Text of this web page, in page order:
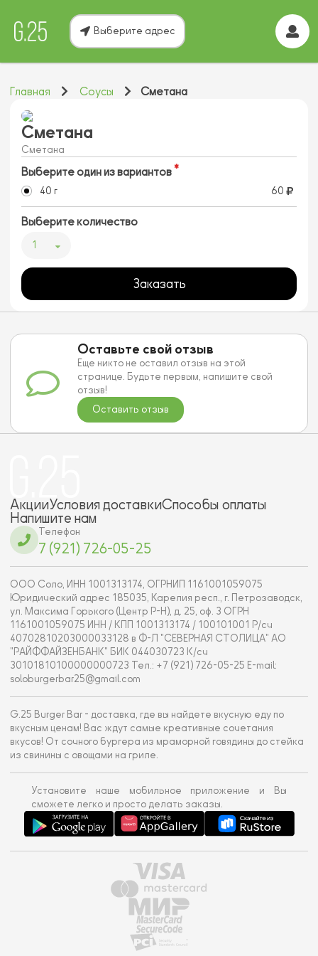
Выберите адрес
Главная Соусы Сметана
Сметана
Сметана
Выберите один из вариантов
40 г 60
Выберите количество
1
Заказать
Оставьте свой отзыв
Еще никто не оставил отзыв на этой
странице. Будьте первым, напишите свой
отзыв!
Оставить отзыв
АкцииУсловия доставкиСпособы оплаты
Напишите нам
Телефон
7 (921) 726-05-25
ООО Соло, ИНН 1001313174, ОГРНИП 1161001059075
Юридический адрес 185035, Карелия респ., г. Петрозаводск,
ул. Максима Горького (Центр Р-Н), д. 25, оф. 3 ОГРН
1161001059075 ИНН / КПП 1001313174 / 100101001 Р/сч
40702810203000033128 в Ф-Л "СЕВЕРНАЯ СТОЛИЦА" АО
"РАЙФФАЙЗЕНБАНК" БИК 044030723 К/сч
30101810100000000723 Тел.: +7 (921) 726-05-25 E-mail:
soloburgerbar25@gmail.com
G.25 Burger Bar - доставка, где вы найдете вкусную еду по
вкусным ценам! Вас ждут самые креативные сочетания
вкусов! От сочного бургера из мраморной говядины до стейка
из свинины с овощами на гриле.
Установите наше мобильное приложение и Вы
сможете легко и просто делать заказы.